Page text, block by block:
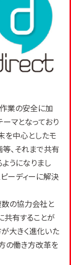
業の安全に加
マとなっており
を中心としたモ
、それまで共有
うになりまし
ーディーに解決
数の協力会社と
有することが
大きく進化いた
の働き方改革を